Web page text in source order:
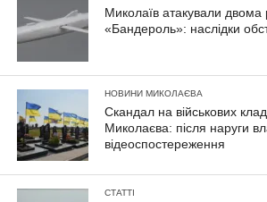
Миколаїв атакували двома
«Бандероль»: наслідки
НОВИНИ МИКОЛАЄВА
Скандал на військових
Миколаєва: після наруги
відеоспостереження
СТАТТІ